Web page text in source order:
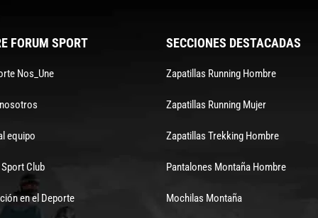
FORUM SPORT
Nos_Une
equipo
Club
en el Deporte
SECCIONES DESTACADAS
Zapatillas Running Hombre
Zapatillas Running Mujer
Zapatillas Trekking Hombre
Pantalones Montaña Hombre
Mochilas Montaña